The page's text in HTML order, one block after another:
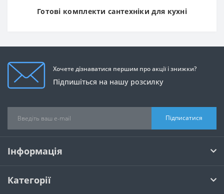
Готові комплекти сантехніки для кухні
Хочете дізнаватися першим про акції і знижки?
Підпишіться на нашу розсилку
Підписатися
Інформація
Категорії